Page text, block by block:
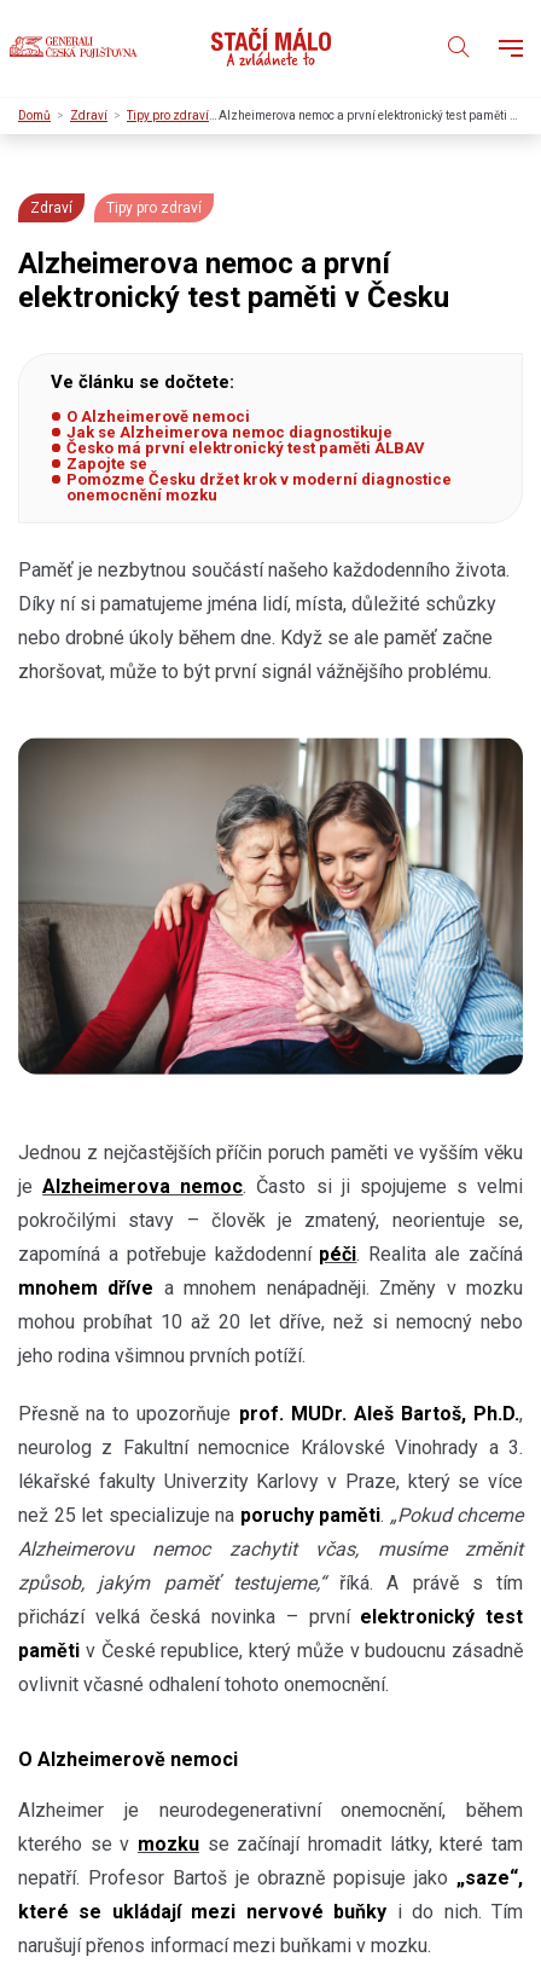
Domů Zdraví
Zdraví Tipy pro zdraví
Alzheimerova nemoc a první
elektronický test paměti v Česku
Ve článku se dočtete:
O Alzheimerově nemoci
Jak se Alzheimerova nemoc diagnostikuje
Česko má první elektronický test paměti ALBAV
Zapojte se
Pomozme Česku držet krok v moderní diagnostice
onemocnění mozku
Paměť je nezbytnou součástí našeho každodenního života.
Díky ní si pamatujeme jména lidí, místa, důležité schůzky
nebo drobné úkoly během dne. Když se ale paměť začne
zhoršovat, může to být první signál vážnějšího problému.
Jednou z nejčastějších příčin poruch paměti ve vyšším věku
jeAlzheimerova nemoc. Často si ji spojujeme s velmi
pokročilými stavy – člověk je zmatený, neorientuje se,
zapomíná a potřebuje každodenní péči. Realita ale začíná
mnohem dříve a mnohem nenápadněji. Změny v mozku
mohou probíhat 10 až 20 let dříve, než si nemocný nebo
jeho rodina všimnou prvních potíží.
Přesně na to upozorňuje prof. MUDr. Aleš Bartoš, Ph.D.,
neurolog z Fakultní nemocnice Královské Vinohrady a 3.
lékařské fakulty Univerzity Karlovy v Praze, který se více
než 25 let specializuje na poruchy paměti. „Pokud chceme
Alzheimerovu nemoc zachytit včas, musíme změnit
způsob, jakým paměť testujeme,“ říká. A právě s tím
přichází velká česká novinka – první elektronický test
paměti v České republice, který může v budoucnu zásadně
ovlivnit včasné odhalení tohoto onemocnění.
O Alzheimerově nemoci
Alzheimer je neurodegenerativní onemocnění, během
kterého se v mozku se začínají hromadit látky, které tam
nepatří. Profesor Bartoš je obrazně popisuje jako „saze“,
které se ukládají mezi nervové buňky i do nich. Tím
narušují přenos informací mezi buňkami v mozku.